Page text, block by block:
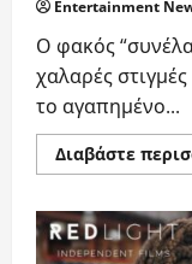
Entertainment
Ο φακός
χαλαρές
το αγαπημένο...
Διαβάστε